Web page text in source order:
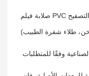
صلابة فيلم PVC سوف تسبب أيضًا شعورًا مختلفًا. أثناء الإنتاج يمكننا استخدام تقنيات مختلفة لتطبيقات المواد المختلفة (على سبيل المثال. التصفيح البارد، التصفيح